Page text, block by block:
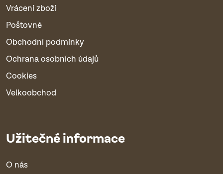
Vrácení zboží
Poštovné
Obchodní podmínky
Ochrana osobních údajů
Cookies
Velkoobchod
Užitečné informace
O nás